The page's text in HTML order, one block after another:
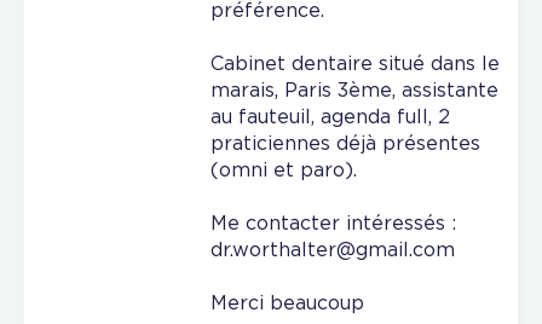
préférence.
Cabinet dentaire situé dans le
marais, Paris 3ème, assistante
au fauteuil, agenda full, 2
praticiennes déjà présentes
(omni et paro).
Me contacter intéressés :
dr.worthalter@gmail.com
Merci beaucoup